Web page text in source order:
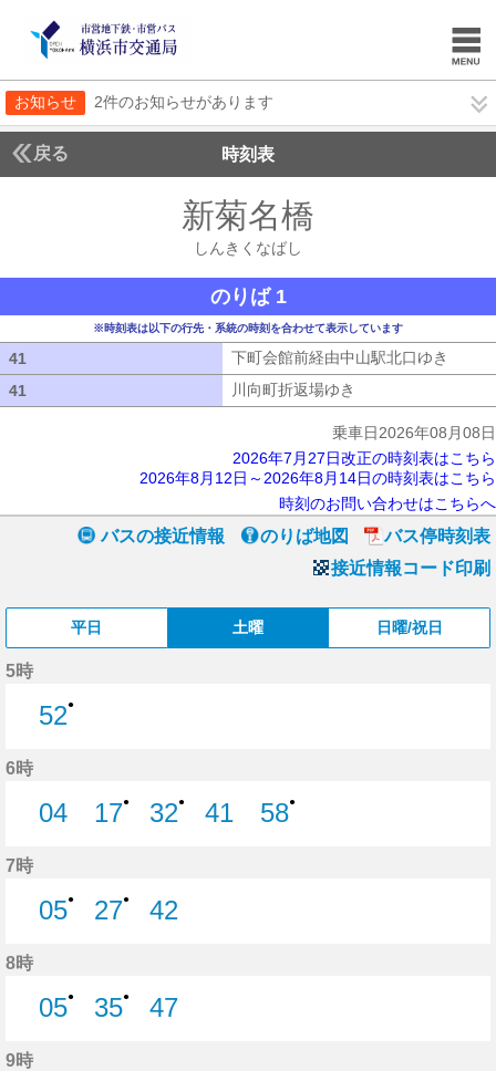
お知らせ 2件のお知らせがあります
戻る 時刻表
新菊名橋
しんきくなばし
のりば 1
※時刻表は以下の行先・系統の時刻を合わせて表示しています
41 下町会館前経由中山駅北口ゆき
41
川向町折返場ゆき
乗車日2026年08月08日
2026年7月27日改正の時刻表はこちら
2026年8月12日～2026年8月14日の時刻表はこちら
時刻のお問い合わせはこちらへ
バスの接近情報 のりば地図
バス停時刻表
接近情報コード印刷
平日 土曜 日曜/祝日
5時
52●
6時
04
17●
32●
41
58●
7時
05●
27●
42
8時
05●
35●
47
9時